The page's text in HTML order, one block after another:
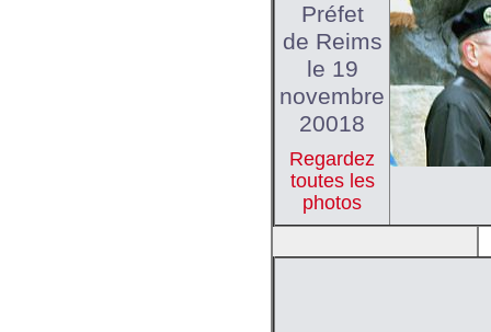
Préfet
de Reims
le 19
novembre
20018
Regardez
toutes les
photos